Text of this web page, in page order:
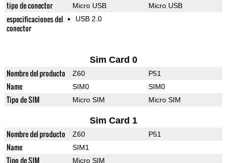
tipo de conector Micro USB Micro USB
especificaciones del
conector
USB 2.0
Sim Card 0
Nombre del producto Z60 P51
Name SIM0 SIM0
Tipo de SIM Micro SIM Micro SIM
Sim Card 1
Nombre del producto Z60 P51
Name SIM1
Tipo de SIM Micro SIM